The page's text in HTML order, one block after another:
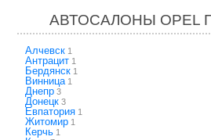
АВТОСАЛОНЫ OPEL
Алчевск 1
Антрацит 1
Бердянск 1
Винница 1
Днепр 3
Донецк 3
Евпатория 1
Житомир 1
Керчь 1